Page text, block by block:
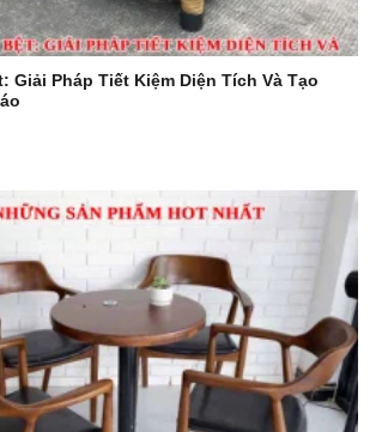
Giải Pháp Tiết Kiệm Diện Tích Và Tạo